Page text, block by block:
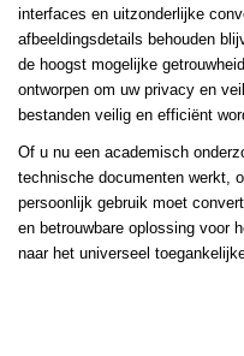
interfaces en uitzonderlijke
afbeeldingsdetails behouden
de hoogst mogelijke
ontworpen om uw privacy en
bestanden veilig en efficiënt
Of u nu een academisch
technische documenten werkt,
persoonlijk gebruik moet
en betrouwbare oplossing voor
naar het universeel